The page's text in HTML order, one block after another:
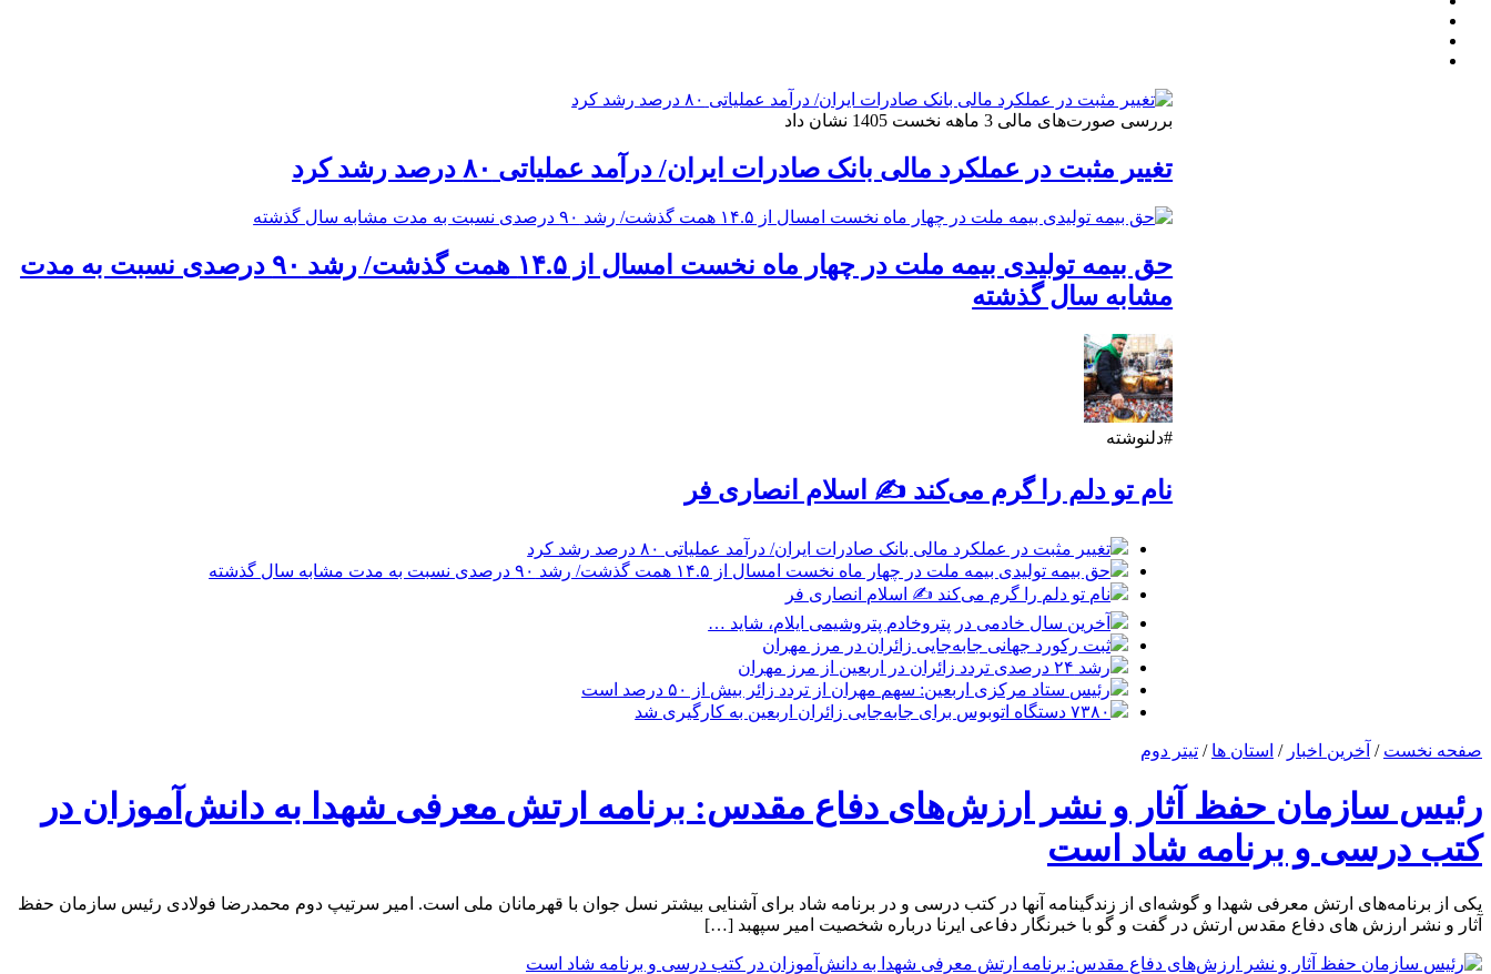
بررسی صورت‌های مالی 3 ماهه نخست 1405 نشان داد
تغییر مثبت در عملکرد مالی بانک صادرات ایران/ درآمد عملیاتی ۸۰ درصد رشد کرد
حق بیمه تولیدی بیمه ملت در چهار ماه نخست امسال از ۱۴.۵ همت گذشت/ رشد ۹۰ درصدی نسبت به مدت
مشابه سال گذشته
#دلنوشته
نام تو دلم را گرم می‌کند ✍️ اسلام انصاری فر
تغییر مثبت در عملکرد مالی بانک صادرات ایران/ درآمد عملیاتی ۸۰ درصد رشد کرد
حق بیمه تولیدی بیمه ملت در چهار ماه نخست امسال از ۱۴.۵ همت گذشت/ رشد ۹۰ درصدی نسبت به مدت مشابه سال گذشته
نام تو دلم را گرم می‌کند ✍️ اسلام انصاری فر
آخرین سال خادمی در پتروخادم پتروشیمی ایلام، شاید …
ثبت رکورد جهانی جابه‌جایی زائران در مرز مهران
رشد ۲۴ درصدی تردد زائران در اربعین از مرز مهران
رئیس ستاد مرکزی اربعین: سهم مهران از تردد زائر بیش از ۵۰ درصد است
۷۳۸۰ دستگاه اتوبوس برای جابه‌جایی زائران اربعین به‌ کارگیری شد
صفحه نخست / آخرین اخبار / استان ها / تیتر دوم
رئیس سازمان حفظ آثار و نشر ارزش‌های دفاع مقدس: برنامه ارتش معرفی شهدا به دانش‌آموزان در
کتب درسی و برنامه شاد است
یکی از برنامه‌های ارتش معرفی شهدا و گوشه‌ای از زندگینامه آنها در کتب درسی و در برنامه شاد برای آشنایی بیشتر نسل جوان با قهرمانان ملی است. امیر سرتیپ دوم محمدرضا فولادی رئیس سازمان حفظ
آثار و نشر ارزش های دفاع مقدس ارتش در گفت و گو با خبرنگار دفاعی ایرنا درباره شخصیت امیر سپهبد […]